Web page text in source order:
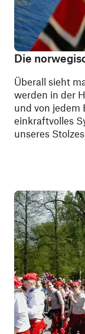
Die
Überall sieht
werden in der
und von jedem
einkraftvolles
unseres Stolzes.